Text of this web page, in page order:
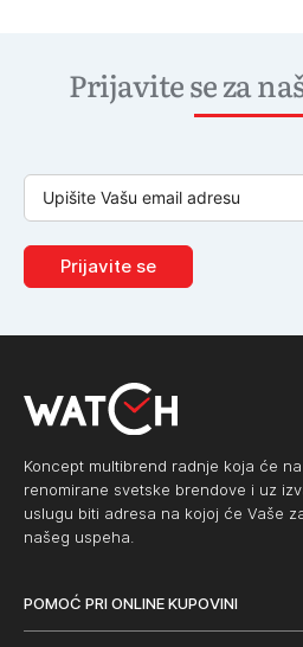
Prijavite se za
Prijavite se
Koncept multibrend radnje koja će
renomirane svetske brendove i uz
uslugu biti adresa na kojoj će Vaše
našeg uspeha.
POMOĆ PRI ONLINE KUPOVINI